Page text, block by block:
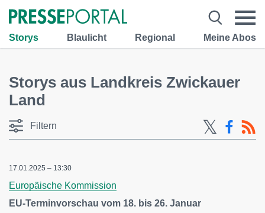
Storys Blaulicht Regional Meine Abos
Storys aus Landkreis Zwickauer
Land
Filtern
17.01.2025 – 13:30
Europäische Kommission
EU-Terminvorschau vom 18. bis 26. Januar